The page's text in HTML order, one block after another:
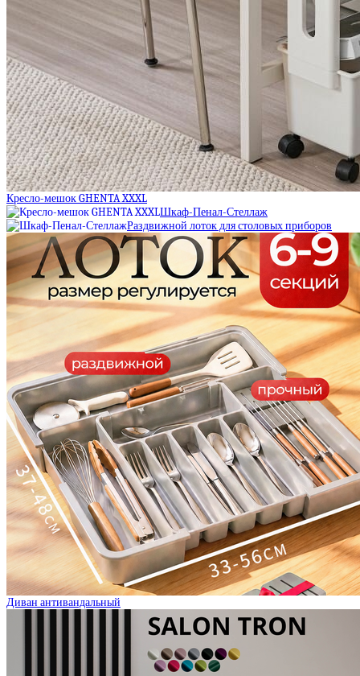
Кресло-мешок GHENTA XXXL
Шкаф-Пенал-Стеллаж
Раздвижной лоток для столовых приборов
Диван антивандальный